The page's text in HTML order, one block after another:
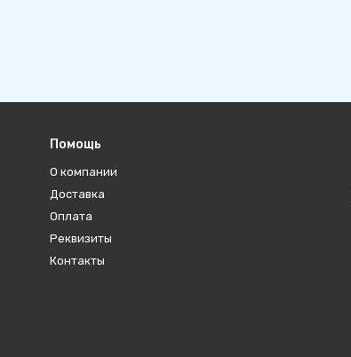
Помощь
О компании
Доставка
Оплата
Реквизиты
Контакты